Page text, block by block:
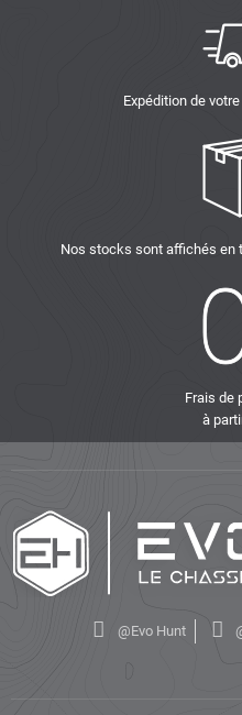
Expédition de
Nos stocks sont affichés en
Frais de
à
@Evo Hunt